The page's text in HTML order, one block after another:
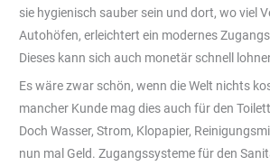
sie hygienisch sauber sein und dort, wo viel
Autohöfen, erleichtert ein modernes
Dieses kann sich auch monetär schnell
Es wäre zwar schön, wenn die Welt nichts
mancher Kunde mag dies auch für den
Doch Wasser, Strom, Klopapier,
nun mal Geld. Zugangssysteme für den